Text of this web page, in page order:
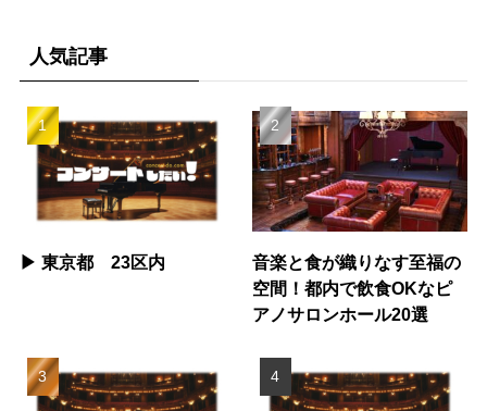
人気記事
▶︎ 東京都 23区内
音楽と食が織りなす至福の
空間！都内で飲食OKなピ
アノサロンホール20選